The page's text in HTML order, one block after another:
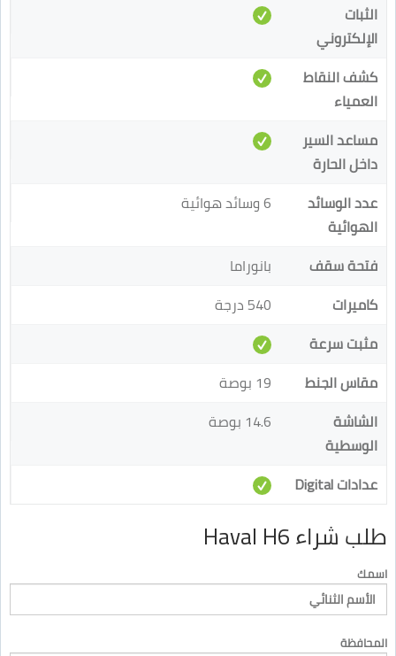
الثبات
الإلكتروني
كشف النقاط
العمياء
مساعد السير
داخل الحارة
عدد الوسائد
الهوائية
6 وسائد هوائية
فتحة سقف
بانوراما
كاميرات
540 درجة
مثبت سرعة
مقاس الجنط
19 بوصة
الشاشة
الوسطية
14.6 بوصة
عدادات Digital
طلب شراء Haval H6
اسمك
المحافظة